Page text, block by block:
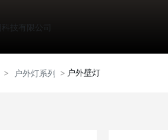
户外灯系列 户外壁灯